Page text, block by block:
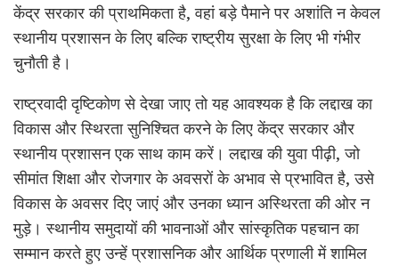
केंद्र सरकार की प्राथमिकता है, वहां बड़े पैमाने पर अशांति न केवल
स्थानीय प्रशासन के लिए बल्कि राष्ट्रीय सुरक्षा के लिए भी गंभीर
चुनौती है।
राष्ट्रवादी दृष्टिकोण से देखा जाए तो यह आवश्यक है कि लद्दाख का
विकास और स्थिरता सुनिश्चित करने के लिए केंद्र सरकार और
स्थानीय प्रशासन एक साथ काम करें। लद्दाख की युवा पीढ़ी, जो
सीमांत शिक्षा और रोजगार के अवसरों के अभाव से प्रभावित है, उसे
विकास के अवसर दिए जाएं और उनका ध्यान अस्थिरता की ओर न
मुड़े। स्थानीय समुदायों की भावनाओं और सांस्कृतिक पहचान का
सम्मान करते हुए उन्हें प्रशासनिक और आर्थिक प्रणाली में शामिल